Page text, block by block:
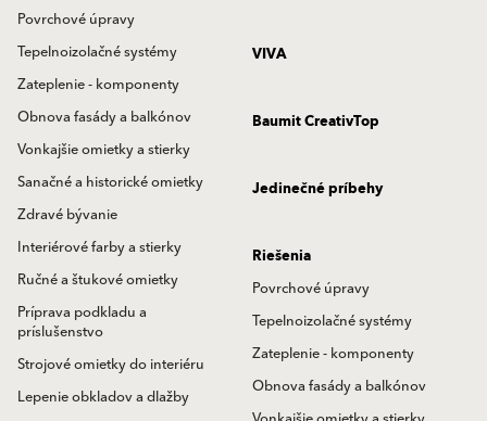
Povrchové úpravy
Tepelnoizolačné systémy
Zateplenie - komponenty
Obnova fasády a balkónov
Vonkajšie omietky a stierky
Sanačné a historické omietky
Zdravé bývanie
Interiérové farby a stierky
Ručné a štukové omietky
Príprava podkladu a
príslušenstvo
Strojové omietky do interiéru
Lepenie obkladov a dlažby
VIVA
Baumit CreativTop
Jedinečné príbehy
Riešenia
Povrchové úpravy
Tepelnoizolačné systémy
Zateplenie - komponenty
Obnova fasády a balkónov